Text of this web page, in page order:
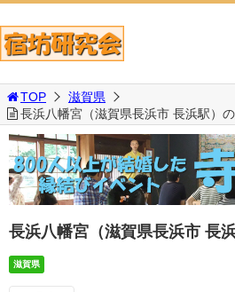
TOP
滋賀県
長浜八幡宮（滋賀県長浜市 長浜駅）
長浜八幡宮（滋賀県長浜市 長
滋賀県